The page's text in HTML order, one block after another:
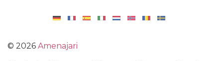
© 2026 Amenajari